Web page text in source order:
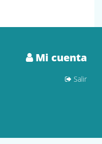
Mi cuenta
Salir